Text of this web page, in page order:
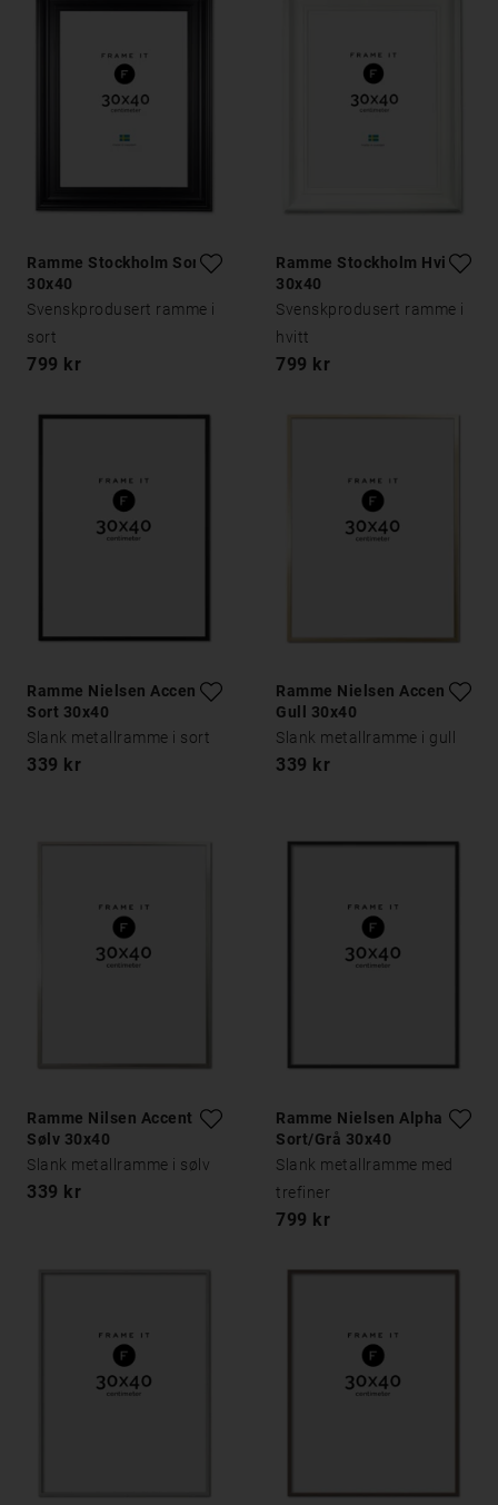
Ramme Stockholm Sort
30x40
Svenskprodusert ramme i
sort
799 kr
Ramme Stockholm Hvit
30x40
Svenskprodusert ramme i
hvitt
799 kr
Ramme Nielsen Accent
Sort 30x40
Slank metallramme i sort
339 kr
Ramme Nielsen Accent
Gull 30x40
Slank metallramme i gull
339 kr
Ramme Nilsen Accent
Sølv 30x40
Slank metallramme i sølv
339 kr
Ramme Nielsen Alpha
Sort/Grå 30x40
Slank metallramme med
trefiner
799 kr